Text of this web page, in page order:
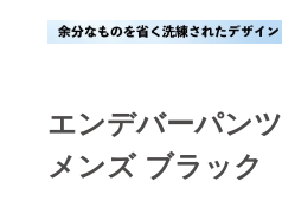
エンデバーパンツ
メンズ ブラック